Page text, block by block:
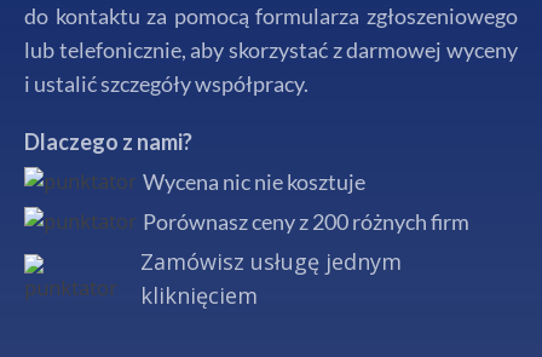
do kontaktu za pomocą formularza zgłoszeniowego
lub telefonicznie, aby skorzystać z darmowej wyceny
i ustalić szczegóły współpracy.
Dlaczego z nami?
Wycena nic nie kosztuje
Porównasz ceny z 200 różnych firm
Zamówisz usługę jednym
kliknięciem